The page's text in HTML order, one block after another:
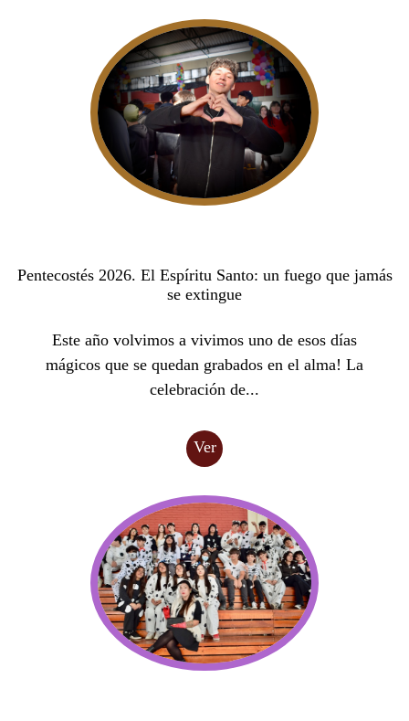
Pentecostés 2026. El Espíritu Santo: un fuego que jamás
se extingue
Este año volvimos a vivimos uno de esos días
mágicos que se quedan grabados en el alma! La
celebración de...
Ver